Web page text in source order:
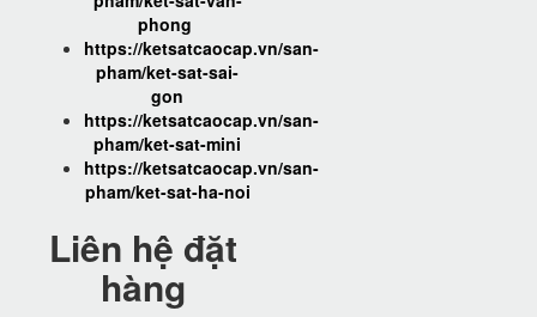
phong
https://ketsatcaocap.vn/san-
pham/ket-sat-sai-
gon
https://ketsatcaocap.vn/san-
pham/ket-sat-mini
https://ketsatcaocap.vn/san-
pham/ket-sat-ha-noi
Liên hệ đặt
hàng